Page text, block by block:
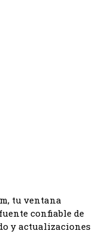
tu ventana
confiable de
y actualizaciones